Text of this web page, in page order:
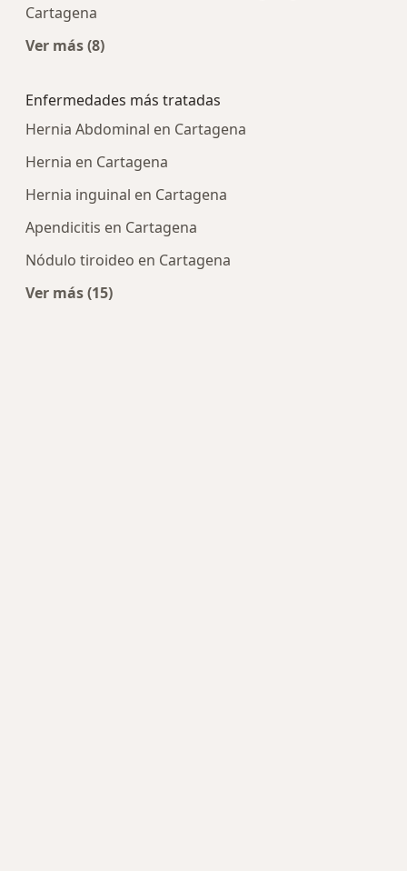
Cartagena
Ver más (8)
Enfermedades más tratadas
Hernia Abdominal en Cartagena
Hernia en Cartagena
Hernia inguinal en Cartagena
Apendicitis en Cartagena
Nódulo tiroideo en Cartagena
Ver más (15)